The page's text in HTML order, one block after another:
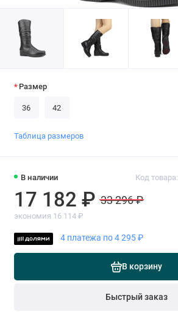
В наличии Код
17 182 ₽ 33 296 ₽
экономия 16 114 ₽
4 платежа по 4 295 ₽
В корзину
Быстрый заказ
Размер
36 42
Таблица размеров